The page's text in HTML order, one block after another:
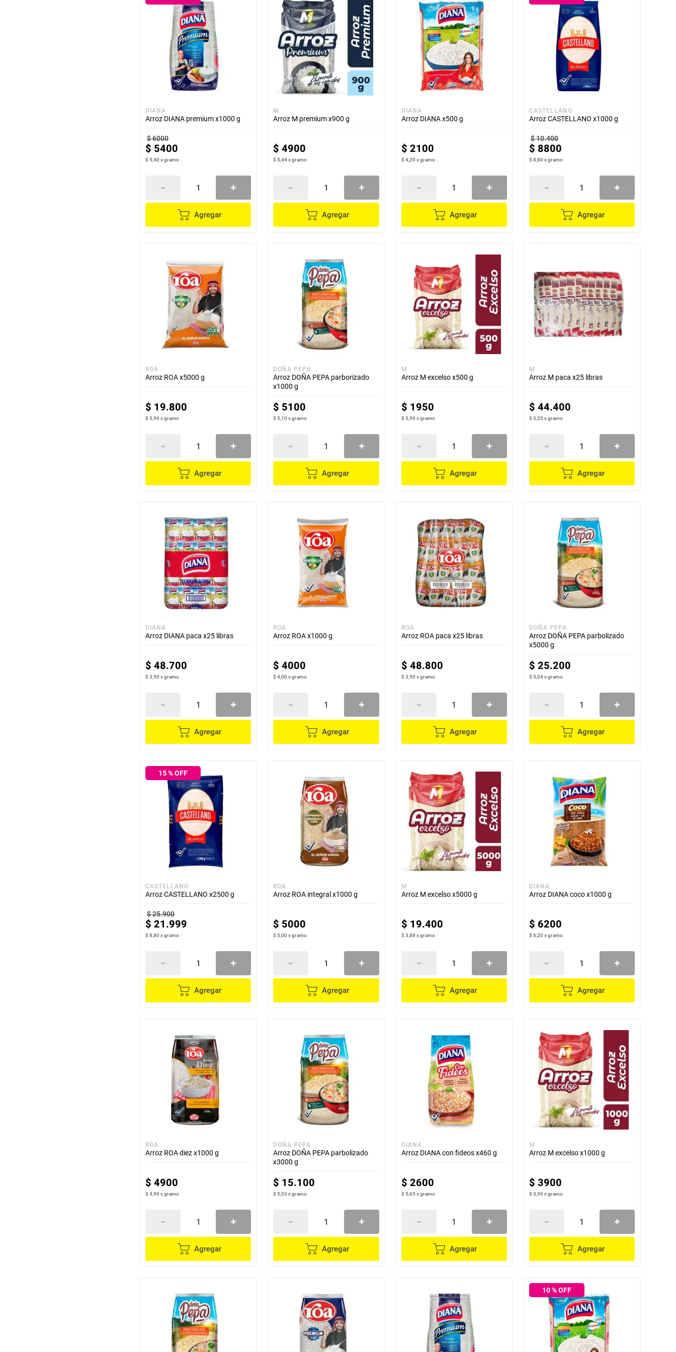
DIANA
Arroz DIANA premium x1000 g
$6000
$ 5400
$ 5,40xgramo
Agregar
M
Arroz M premium x900 g
$ 4900
$ 5,44xgramo
Agregar
DIANA
Arroz DIANA x500 g
$ 2100
$ 4,20xgramo
Agregar
CASTELLANO
Arroz CASTELLANO x1000 g
$10.400
$ 8800
$ 8,80xgramo
Agregar
ROA
Arroz ROA x5000 g
$ 19.800
$ 3,96xgramo
Agregar
DOÑA PEPA
Arroz DOÑA PEPA parborizado
x1000 g
$ 5100
$ 5,10xgramo
Agregar
M
Arroz M excelso x500 g
$ 1950
$ 3,90xgramo
Agregar
M
Arroz M paca x25 libras
$ 44.400
$ 3,55xgramo
Agregar
DIANA
Arroz DIANA paca x25 libras
$ 48.700
$ 3,90xgramo
Agregar
ROA
Arroz ROA x1000 g
$ 4000
$ 4,00xgramo
Agregar
ROA
Arroz ROA paca x25 libras
$ 48.800
$ 3,90xgramo
Agregar
DOÑA PEPA
Arroz DOÑA PEPA parbolizado
x5000 g
$ 25.200
$ 5,04xgramo
Agregar
15% OFF
CASTELLANO
Arroz CASTELLANO x2500 g
$25.900
$ 21.999
$ 8,80xgramo
Agregar
ROA
Arroz ROA integral x1000 g
$ 5000
$ 5,00xgramo
Agregar
M
Arroz M excelso x5000 g
$ 19.400
$ 3,88 xgramo
Agregar
DIANA
Arroz DIANA coco x1000 g
$ 6200
$ 6,20xgramo
Agregar
ROA
Arroz ROA diez x1000 g
$ 4900
$ 4,90xgramo
Agregar
DOÑA PEPA
Arroz DOÑA PEPA parbolizado
x3000 g
$ 15.100
$ 5,03 xgramo
Agregar
DIANA
Arroz DIANA con fideos x460 g
$ 2600
$ 5,65xgramo
Agregar
M
Arroz M excelso x1000 g
$ 3900
$ 3,90xgramo
Agregar
10% OFF